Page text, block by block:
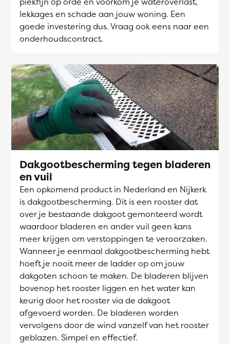
lekkages en schade aan jouw woning. Een
goede investering dus. Vraag ook eens naar een
onderhoudscontract.
Dakgootbescherming tegen bladeren
en vuil
Een opkomend product in Nederland en Nijkerk
is dakgootbescherming. Dit is een rooster dat
over je bestaande dakgoot gemonteerd wordt
waardoor bladeren en ander vuil geen kans
meer krijgen om verstoppingen te veroorzaken.
Wanneer je eenmaal dakgootbescherming hebt
hoeft je nooit meer de ladder op om jouw
dakgoten schoon te maken. De bladeren blijven
bovenop het rooster liggen en het water kan
keurig door het rooster via de dakgoot
afgevoerd worden. De bladeren worden
vervolgens door de wind vanzelf van het rooster
geblazen. Simpel en effectief.